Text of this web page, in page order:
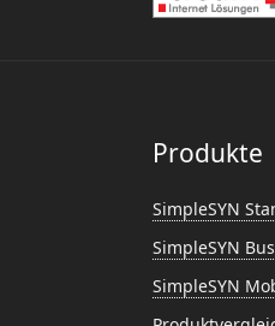
Produkte
SimpleSYN
SimpleSYN
SimpleSYN